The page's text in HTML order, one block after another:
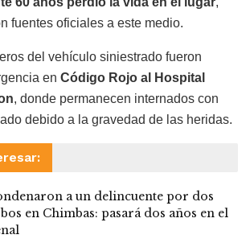
fuentes oficiales a este medio.
del vehículo siniestrado fueron
en Código Rojo al Hospital
, donde permanecen internados con
debido a la gravedad de las heridas.
a un delincuente por dos
en Chimbas: pasará dos años en el